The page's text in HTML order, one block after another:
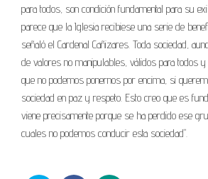
para todos, son condición fundamental para su
parece que la Iglesia recibiese una serie de
señaló el Cardenal Cañizares. Toda sociedad,
de valores no manipulables, válidos para todos
que no podemos ponernos por encima, si
sociedad en paz y respeto. Esto creo que es
viene precisamente porque se ha perdido ese
cuales no podemos conducir esta sociedad".